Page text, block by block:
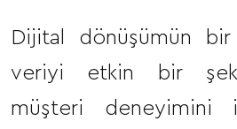
Dijital dönüşümün bir
veriyi etkin bir
müşteri deneyimini